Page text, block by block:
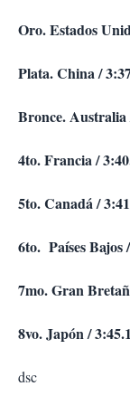
Oro. Estados
Plata. China /
Bronce. Australia
4to. Francia /
5to. Canadá /
6to. Países Bajos
7mo. Gran
8vo. Japón /
dsc